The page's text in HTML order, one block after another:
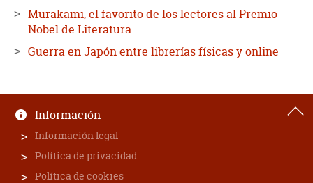
Murakami, el favorito de los lectores al Premio
Nobel de Literatura
Guerra en Japón entre librerías físicas y online
Información
Información legal
Política de privacidad
Política de cookies